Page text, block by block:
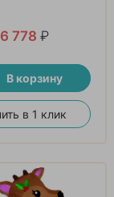
6 778 ₽
В корзину
в 1 клик